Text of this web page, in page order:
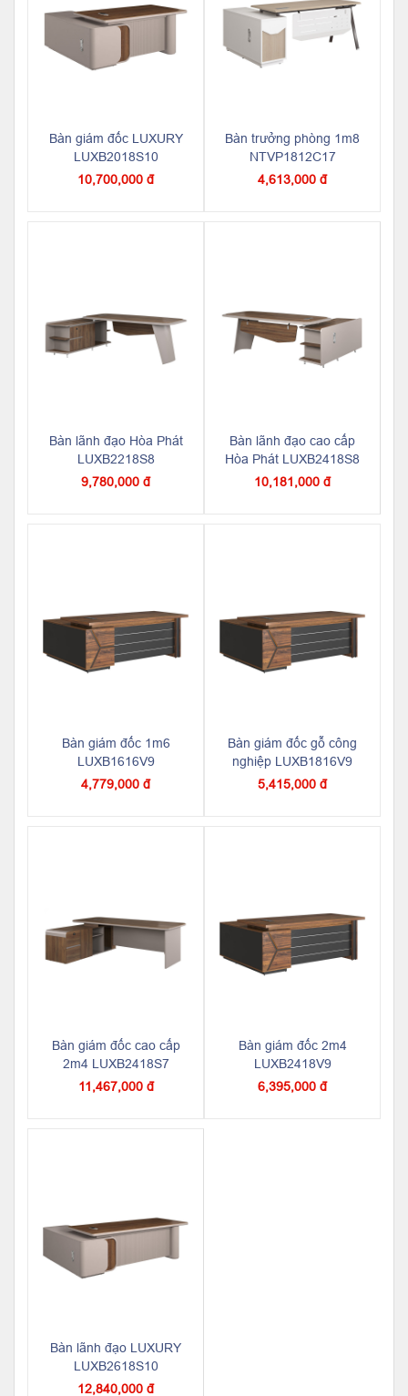
Bàn giám đốc LUXURY
LUXB2018S10
10,700,000 đ
Bàn trưởng phòng 1m8
NTVP1812C17
4,613,000 đ
Bàn lãnh đạo Hòa Phát
LUXB2218S8
9,780,000 đ
Bàn lãnh đạo cao cấp
Hòa Phát LUXB2418S8
10,181,000 đ
Bàn giám đốc 1m6
LUXB1616V9
4,779,000 đ
Bàn giám đốc gỗ công
nghiệp LUXB1816V9
5,415,000 đ
Bàn giám đốc cao cấp
2m4 LUXB2418S7
11,467,000 đ
Bàn giám đốc 2m4
LUXB2418V9
6,395,000 đ
Bàn lãnh đạo LUXURY
LUXB2618S10
12,840,000 đ